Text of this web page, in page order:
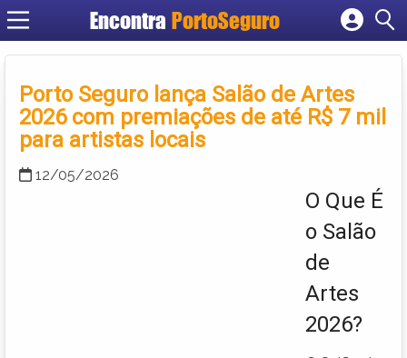
Encontra PortoSeguro
Cadastrar empresa
Criar conta
Porto Seguro lança Salão de Artes
2026 com premiações de até R$ 7 mil
para artistas locais
12/05/2026
O Que É
o Salão
de
Artes
2026?